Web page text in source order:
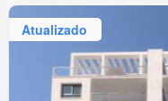
Atualizado